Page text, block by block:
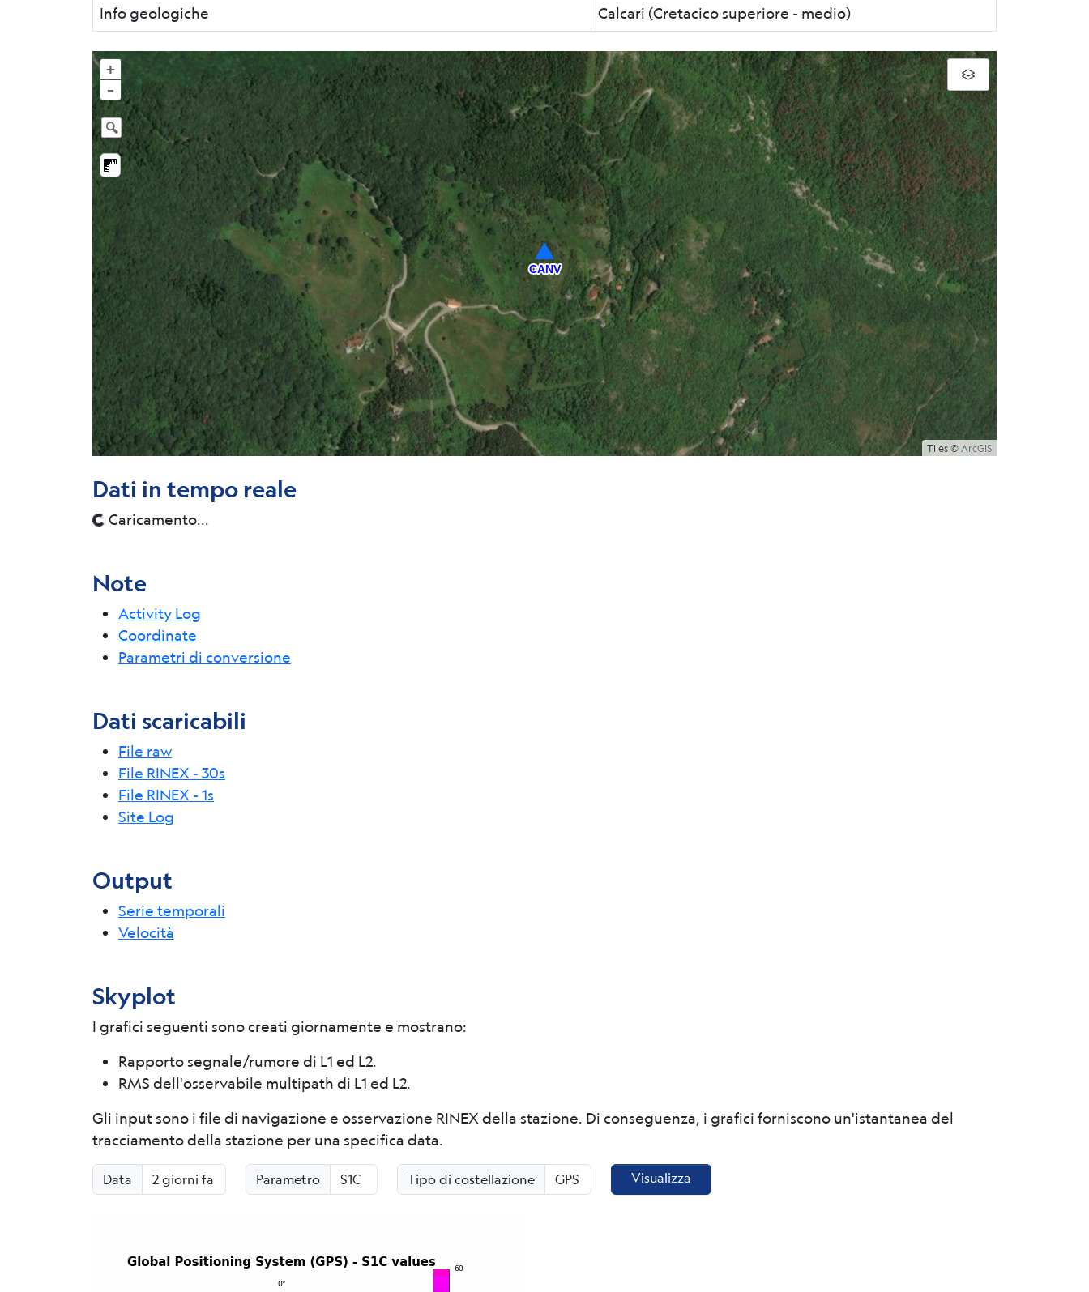
Info geologiche
Calcari (Cretacico superiore - medio)
+
–
Tiles © ArcGIS
Dati in tempo reale
Caricamento...
Note
Activity Log
Coordinate
Parametri di conversione
Dati scaricabili
File raw
File RINEX - 30s
File RINEX - 1s
Site Log
Output
Serie temporali
Velocità
Skyplot
I grafici seguenti sono creati giornamente e mostrano:
Rapporto segnale/rumore di L1 ed L2.
RMS dell'osservabile multipath di L1 ed L2.
Gli input sono i file di navigazione e osservazione RINEX della stazione. Di conseguenza, i grafici forniscono un'istantanea del
tracciamento della stazione per una specifica data.
Data Parametro Tipo di costellazione Visualizza